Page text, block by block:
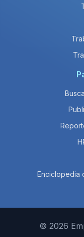
Enciclopedia
© 2026